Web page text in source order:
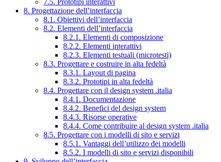
7.5. Prototipi interattivi
8. Progettazione dell’interfaccia
8.1. Obiettivi dell’interfaccia
8.2. Elementi dell’interfaccia
8.2.1. Elementi di composizione
8.2.2. Elementi interattivi
8.2.3. Elementi testuali (microtesti)
8.3. Progettare e costruire in alta fedeltà
8.3.1. Layout di pagina
8.3.2. Prototipi in alta fedeltà
8.4. Progettare con il design system .italia
8.4.1. Documentazione
8.4.2. Benefici del design system
8.4.3. Risorse operative
8.4.4. Come contribuire al design system .italia
8.5. Progettare con i modelli di sito e servizi
8.5.1. Vantaggi dell’utilizzo dei modelli
8.5.2. I modelli di sito e servizi disponibili